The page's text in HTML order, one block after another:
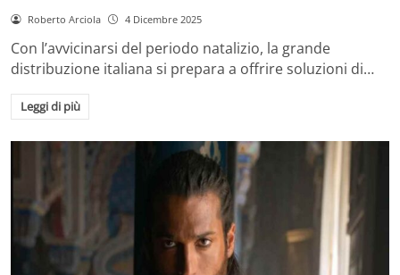
Roberto Arciola 4 Dicembre 2025
Con l’avvicinarsi del periodo natalizio, la grande
distribuzione italiana si prepara a offrire soluzioni di…
Leggi di più